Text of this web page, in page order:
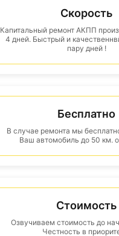
Скорость
Капитальный ремонт АКПП
4 дней. Быстрый и
пару дней !
Бесплатно
В случае ремонта мы
Ваш автомобиль до 50 км.
Стоимость
Озвучиваем стоимость до
Честность в